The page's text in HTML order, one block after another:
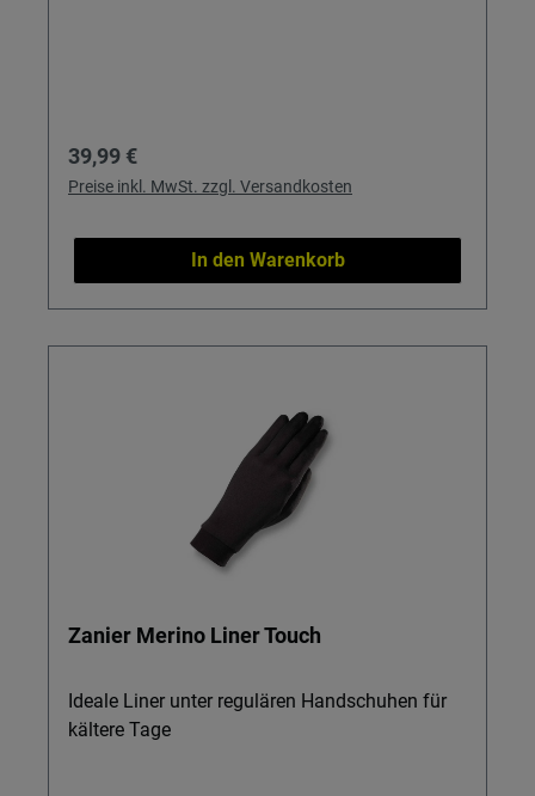
Regulärer Preis:
39,99 €
Preise inkl. MwSt. zzgl. Versandkosten
In den Warenkorb
Zanier Merino Liner Touch
Ideale Liner unter regulären Handschuhen für
kältere Tage